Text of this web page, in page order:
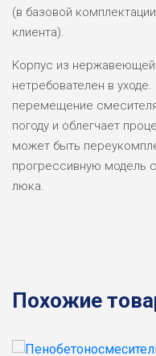
(в базовой
клиента).
Корпус из нержавеющей
нетребователен в
перемещение
погоду и облегчает
может быть
прогрессивную модель
люка.
Похожие